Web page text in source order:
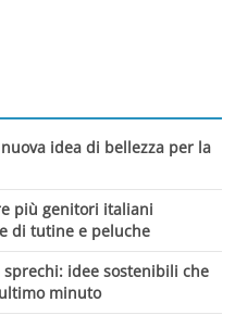
idea di bellezza per la
più genitori italiani
di tutine e peluche
sprechi: idee sostenibili che
minuto